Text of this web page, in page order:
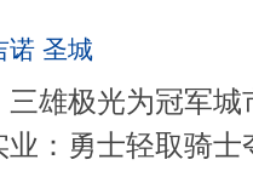
诺 圣城
三雄极光为冠军城
业：勇士轻取骑